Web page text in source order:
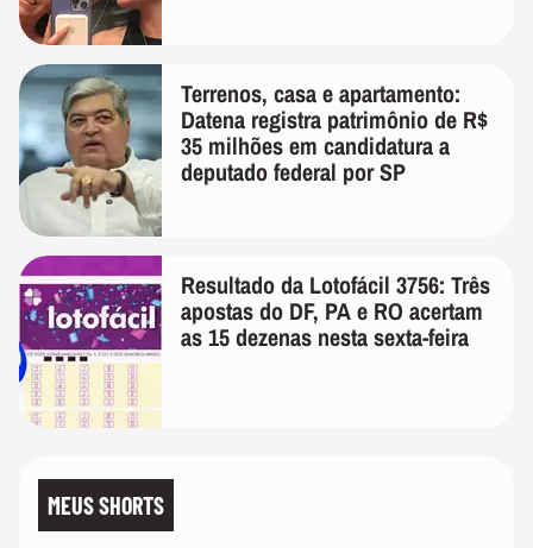
Terrenos, casa e apartamento:
Datena registra patrimônio de R$
35 milhões em candidatura a
deputado federal por SP
Resultado da Lotofácil 3756: Três
apostas do DF, PA e RO acertam
as 15 dezenas nesta sexta-feira
MEUS SHORTS